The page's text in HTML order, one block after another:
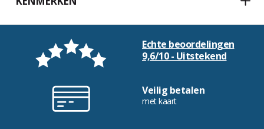
Echte beoordelingen
9,6/10 - Uitstekend
Veilig betalen
met kaart